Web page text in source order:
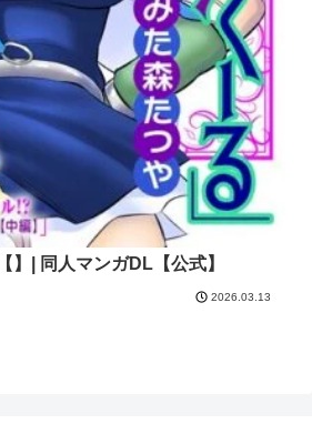
】| 同人マンガDL【公式】
2026.03.13